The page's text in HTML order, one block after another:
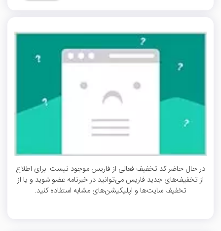
در حال حاضر کد تخفیف فعالی از فاریس موجود نیست. برای اطلاع
از تخفیف‌های جدید فاریس می‌توانید در خبرنامه عضو شوید و یا از
تخفیف سایت‌ها و اپلیکیشن‌های مشابه استفاده کنید.